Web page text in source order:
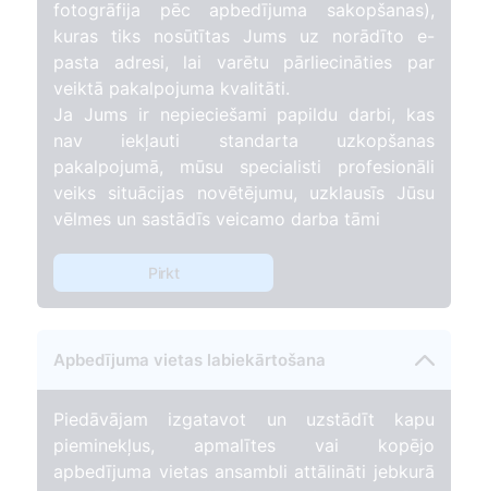
fotogrāfija pēc apbedījuma sakopšanas),
kuras tiks nosūtītas Jums uz norādīto e-
pasta adresi, lai varētu pārliecināties par
veiktā pakalpojuma kvalitāti.
Ja Jums ir nepieciešami papildu darbi, kas
nav iekļauti standarta uzkopšanas
pakalpojumā, mūsu specialisti profesionāli
veiks situācijas novētējumu, uzklausīs Jūsu
vēlmes un sastādīs veicamo darba tāmi
Pirkt
Apbedījuma vietas labiekārtošana
Piedāvājam izgatavot un uzstādīt kapu
pieminekļus, apmalītes vai kopējo
apbedījuma vietas ansambli attālināti jebkurā